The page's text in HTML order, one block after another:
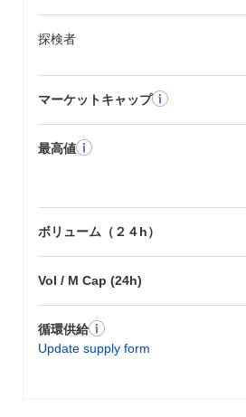
探検者
マーケットキャップ
最高値
ボリューム（２４h）
Vol / M Cap (24h)
循環供給
Update supply form
レッドジェネシス（R3D）は、さま
ービス内での支払いに主に使用され、
ます。さらに、DeFiアプリでのステ
ながら報酬を得ることを可能にします
作成と取引もサポートしており、デ
のユーティリティを向上させています
レッドジェネシスはまだ活動
は進行中であり、プロジェクトを支
ります。現時点では、非活動的また
ません。
レッドジェネシスは誰のため
か？
レッドジェネシス（R3D）は、革新
ックチェーン技術を活用しようとす